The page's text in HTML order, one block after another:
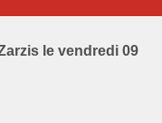
le vendredi 09